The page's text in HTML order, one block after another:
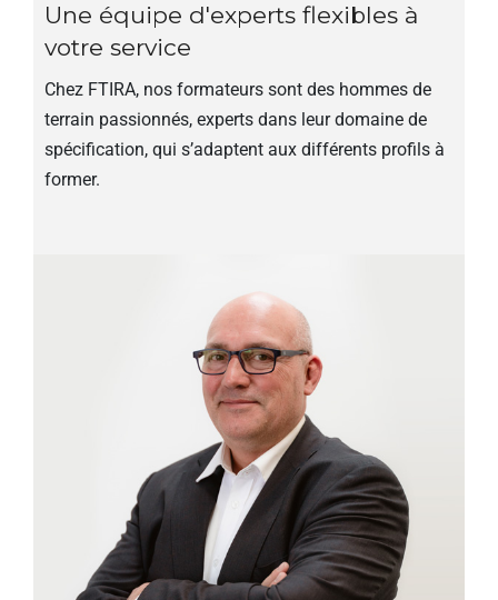
Une équipe d'experts flexibles à
votre service
Chez FTIRA, nos formateurs sont des hommes de
terrain passionnés, experts dans leur domaine de
spécification, qui s’adaptent aux différents profils à
former.